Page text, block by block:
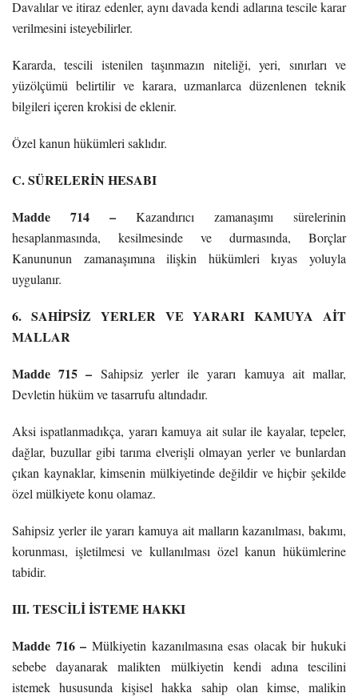
Davalılar ve itiraz edenler, aynı davada kendi adlarına tescile karar
verilmesini isteyebilirler.
Kararda, tescili istenilen taşınmazın niteliği, yeri, sınırları ve
yüzölçümü belirtilir ve karara, uzmanlarca düzenlenen teknik
bilgileri içeren krokisi de eklenir.
Özel kanun hükümleri saklıdır.
C. SÜRELERİN HESABI
Madde 714 – Kazandırıcı zamanaşımı sürelerinin
hesaplanmasında, kesilmesinde ve durmasında, Borçlar
Kanununun zamanaşımına ilişkin hükümleri kıyas yoluyla
uygulanır.
6. SAHİPSİZ YERLER VE YARARI KAMUYA AİT
MALLAR
Madde 715 – Sahipsiz yerler ile yararı kamuya ait mallar,
Devletin hüküm ve tasarrufu altındadır.
Aksi ispatlanmadıkça, yararı kamuya ait sular ile kayalar, tepeler,
dağlar, buzullar gibi tarıma elverişli olmayan yerler ve bunlardan
çıkan kaynaklar, kimsenin mülkiyetinde değildir ve hiçbir şekilde
özel mülkiyete konu olamaz.
Sahipsiz yerler ile yararı kamuya ait malların kazanılması, bakımı,
korunması, işletilmesi ve kullanılması özel kanun hükümlerine
tabidir.
III. TESCİLİ İSTEME HAKKI
Madde 716 – Mülkiyetin kazanılmasına esas olacak bir hukuki
sebebe dayanarak malikten mülkiyetin kendi adına tescilini
istemek hususunda kişisel hakka sahip olan kimse, malikin